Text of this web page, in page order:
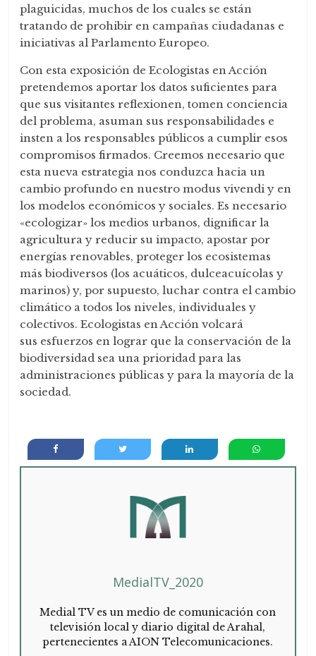
plaguicidas, muchos de los cuales se están
tratando de prohibir en campañas ciudadanas e
iniciativas al Parlamento Europeo.
Con esta exposición de Ecologistas en Acción
pretendemos aportar los datos suficientes para
que sus visitantes reflexionen, tomen conciencia
del problema, asuman sus responsabilidades e
insten a los responsables públicos a cumplir esos
compromisos firmados. Creemos necesario que
esta nueva estrategia nos conduzca hacia un
cambio profundo en nuestro modus vivendi y en
los modelos económicos y sociales. Es necesario
«ecologizar» los medios urbanos, dignificar la
agricultura y reducir su impacto, apostar por
energías renovables, proteger los ecosistemas
más biodiversos (los acuáticos, dulceacuícolas y
marinos) y, por supuesto, luchar contra el cambio
climático a todos los niveles, individuales y
colectivos. Ecologistas en Acción volcará
sus esfuerzos en lograr que la conservación de la
biodiversidad sea una prioridad para las
administraciones públicas y para la mayoría de la
sociedad.
MedialTV_2020
Medial TV es un medio de comunicación con
televisión local y diario digital de Arahal,
pertenecientes a AION Telecomunicaciones.